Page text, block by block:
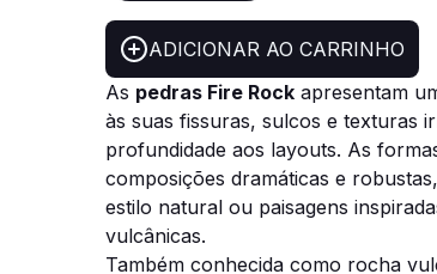
ADICIONAR AO CARRINHO
As pedras Fire Rock apresentam
às suas fissuras, sulcos e texturas
profundidade aos layouts. As
composições dramáticas e
estilo natural ou paisagens
vulcânicas.
Também conhecida como rocha